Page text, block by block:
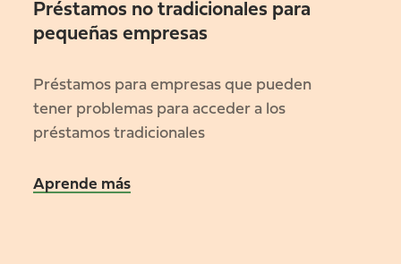
Préstamos no tradicionales para
pequeñas empresas
Préstamos para empresas que pueden
tener problemas para acceder a los
préstamos tradicionales
Aprende más